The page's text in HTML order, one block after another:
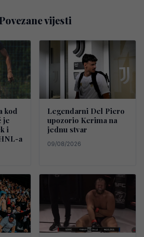
Povezane vijesti
kod
je
i
a
Legendarni Del Piero
upozorio Kerima na
jednu stvar
09/08/2026